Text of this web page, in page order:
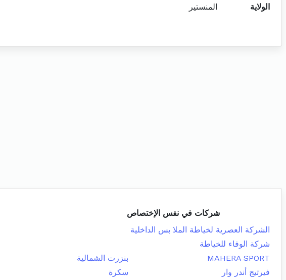
الولاية
المنستير
شركات في نفس الإختصاص
الشركة العصرية لخياطة الملا بس الداخلية
شركة الوفاء للخياطة
MAHERA SPORT
بنزرت الشمالية
فيرتيج أندر وار
سكرة